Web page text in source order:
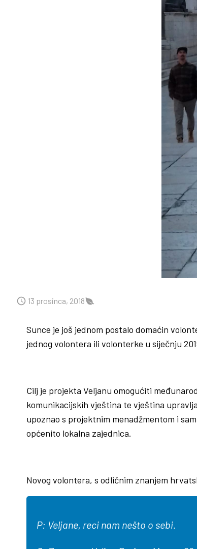
13 prosinca, 2018
Sunce je još jednom postalo domaćin
jednog volontera ili volonterke u siječnju
Cilj je projekta Veljanu omogućiti
komunikacijskih vještina te vještina
upoznao s projektnim menadžmentom i
općenito lokalna zajednica.
Novog volontera, s odličnim znanjem
P: Veljane, reci nam nešto o sebi.